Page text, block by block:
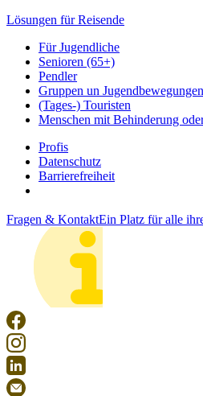
Lösungen für Reisende
Für Jugendliche
Senioren (65+)
Pendler
Gruppen un Jugendbewegungen
(Tages-) Touristen
Menschen mit Behinderung
Profis
Datenschutz
Barrierefreiheit
Fragen & KontaktEin Platz für alle